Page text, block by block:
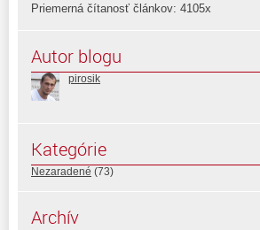
Priemerná čítanosť článkov: 4105x
Autor blogu
pirosik
Kategórie
Nezaradené (73)
Archív